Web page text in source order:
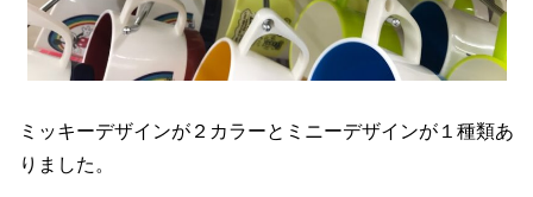
ミッキーデザインが２カラーとミニーデザインが１種類あ
りました。